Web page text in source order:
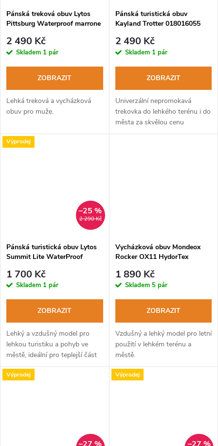
Pánská treková obuv Lytos
Pittsburg Waterproof marrone
2 490 Kč
Skladem 1 pár
ZOBRAZIT
Lehká treková a vycházková
obuv pro muže.
Pánská turistická obuv
Kayland Trotter 018016055
2 490 Kč
Skladem 1 pár
ZOBRAZIT
Univerzální nepromokavá
trekovka do lehkého terénu i do
města za skvělou cenu
Výprodej
2 290 Kč
–25 %
Pánská turistická obuv Lytos
Summit Lite WaterProof
1 700 Kč
Skladem 1 pár
ZOBRAZIT
Lehký a vzdušný model pro
lehkou turistiku a pohyb ve
městě, ideální pro teplejší část
roku.
Vycházková obuv Mondeox
Rocker OX11 HydorTex
1 890 Kč
Skladem 5 pár
ZOBRAZIT
Vzdušný a lehký model pro letní
použití v lehkém terénu a
městě.
Výprodej Výprodej